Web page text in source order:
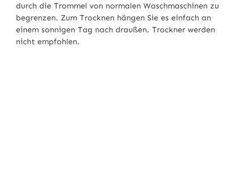
durch die Trommel von normalen Waschmaschinen zu
begrenzen. Zum Trocknen hängen Sie es einfach an
einem sonnigen Tag nach draußen. Trockner werden
nicht empfohlen.